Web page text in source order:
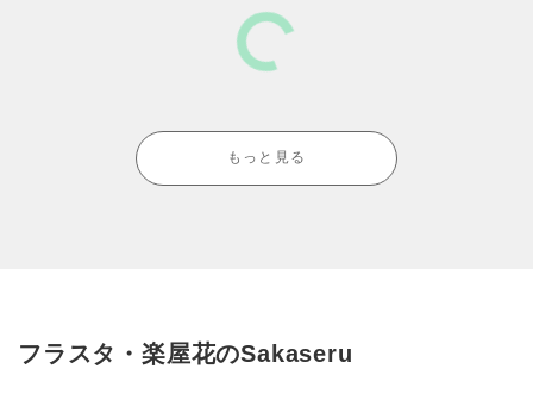
もっと見る
フラスタ・楽屋花のSakaseru